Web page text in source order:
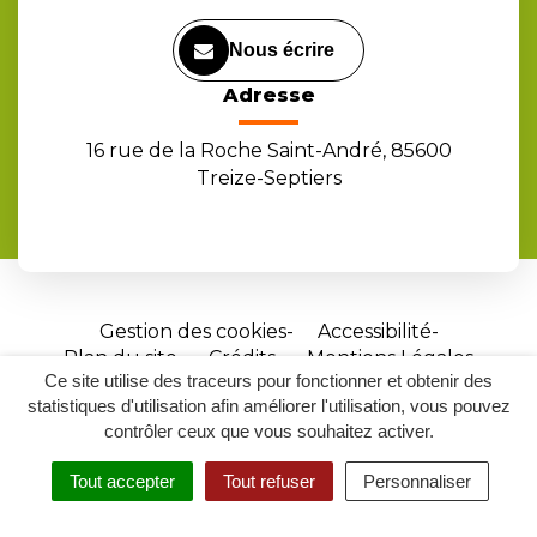
Ce site utilise des traceurs pour fonctionner et obtenir des
statistiques d'utilisation afin améliorer l'utilisation, vous pouvez
contrôler ceux que vous souhaitez activer.
Tout accepter Tout refuser Personnaliser
RECHERCHER
ACCESSIBILITÉ
Nous écrire
Adresse
16 rue de la Roche Saint-André, 85600
Treize-Septiers
Gestion des cookies
Accessibilité
Plan du site
Crédits
Mentions Légales
Site
réalisé
par
Inovagora